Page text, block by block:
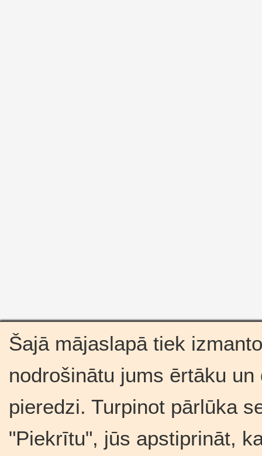
Šajā mājaslapā tiek
nodrošinātu jums ērtāku
pieredzi. Turpinot pārlūka
"Piekrītu", jūs apstiprināt,